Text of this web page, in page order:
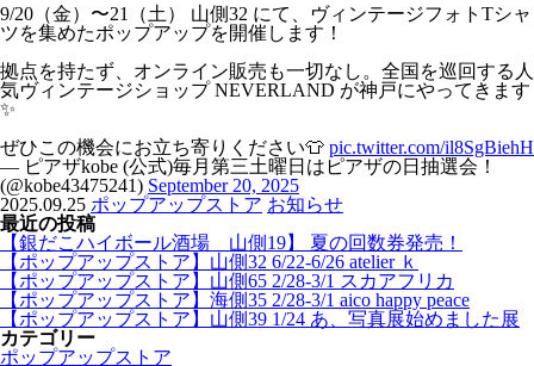
9/20（金）〜21（土） 山側32 にて、ヴィンテージフォトTシャ
ツを集めたポップアップを開催します！
拠点を持たず、オンライン販売も一切なし。全国を巡回する人
気ヴィンテージショップ NEVERLAND が神戸にやってきます
✨
ぜひこの機会にお立ち寄りください👕 pic.twitter.com/il8SgBiehH
— ピアザkobe (公式)毎月第三土曜日はピアザの日抽選会！
(@kobe43475241) September 20, 2025
2025.09.25 ポップアップストア お知らせ
最近の投稿
【銀だこハイボール酒場 山側19】 夏の回数券発売！
【ポップアップストア】山側32 6/22-6/26 atelier ｋ
【ポップアップストア】山側65 2/28-3/1 スカアフリカ
【ポップアップストア】海側35 2/28-3/1 aico happy peace
【ポップアップストア】山側39 1/24 あ、写真展始めました展
カテゴリー
ポップアップストア